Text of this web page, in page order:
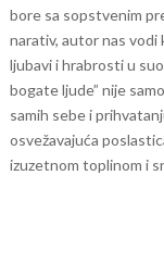
bore sa sopstvenim
narativ, autor nas vodi
ljubavi i hrabrosti u
bogate ljude” nije
samih sebe i
osvežavajuća
izuzetnom toplinom i